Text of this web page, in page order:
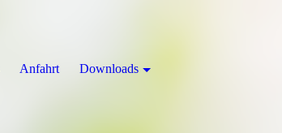
Anfahrt Downloads